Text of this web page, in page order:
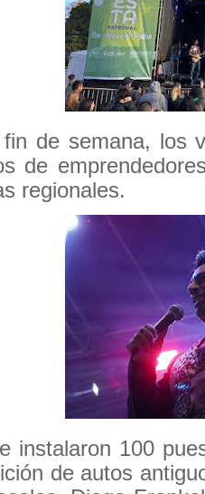
de semana, los
de
regionales.
instalaron 100
de autos